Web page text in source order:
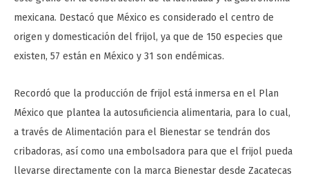
mexicana. Destacó que México es considerado el centro de
origen y domesticación del frijol, ya que de 150 especies que
existen, 57 están en México y 31 son endémicas.
Recordó que la producción de frijol está inmersa en el Plan
México que plantea la autosuficiencia alimentaria, para lo cual,
a través de Alimentación para el Bienestar se tendrán dos
cribadoras, así como una embolsadora para que el frijol pueda
llevarse directamente con la marca Bienestar desde Zacatecas